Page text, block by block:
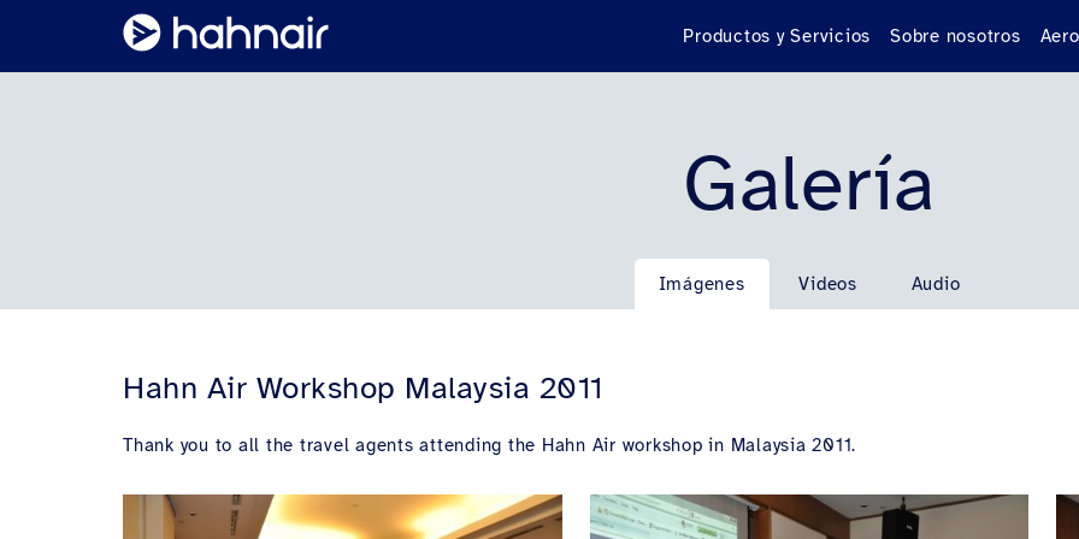
Productos y Servicios Sobre nosotros
Galería
Imágenes Videos Audio
Hahn Air Workshop Malaysia 2011
Thank you to all the travel agents attending the Hahn Air workshop in Malaysia 2011.